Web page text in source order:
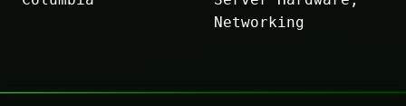
Networking